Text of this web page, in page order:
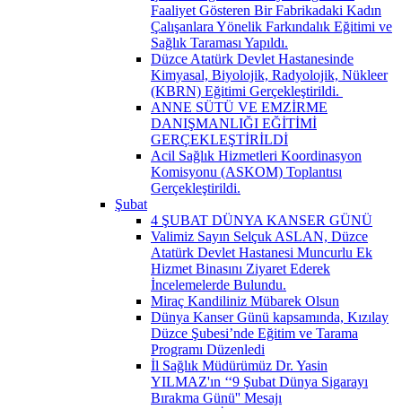
Faaliyet Gösteren Bir Fabrikadaki Kadın
Çalışanlara Yönelik Farkındalık Eğitimi ve
Sağlık Taraması Yapıldı.
Düzce Atatürk Devlet Hastanesinde
Kimyasal, Biyolojik, Radyolojik, Nükleer
(KBRN) Eğitimi Gerçekleştirildi. ​
ANNE SÜTÜ VE EMZİRME
DANIŞMANLIĞI EĞİTİMİ
GERÇEKLEŞTİRİLDİ
Acil Sağlık Hizmetleri Koordinasyon
Komisyonu (ASKOM) Toplantısı
Gerçekleştirildi.
Şubat
4 ŞUBAT DÜNYA KANSER GÜNÜ
Valimiz Sayın Selçuk ASLAN, Düzce
Atatürk Devlet Hastanesi Muncurlu Ek
Hizmet Binasını Ziyaret Ederek
İncelemelerde Bulundu.
Miraç Kandiliniz Mübarek Olsun
Dünya Kanser Günü kapsamında, Kızılay
Düzce Şubesi’nde Eğitim ve Tarama
Programı Düzenledi
İl Sağlık Müdürümüz Dr. Yasin
YILMAZ'ın ‘‘9 Şubat Dünya Sigarayı
Bırakma Günü'' Mesajı